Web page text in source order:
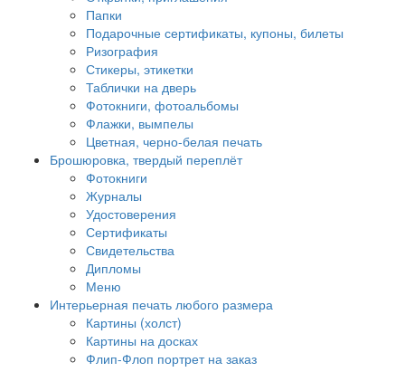
Папки
Подарочные сертификаты, купоны, билеты
Ризография
Стикеры, этикетки
Таблички на дверь
Фотокниги, фотоальбомы
Флажки, вымпелы
Цветная, черно-белая печать
Брошюровка, твердый переплёт
Фотокниги
Журналы
Удостоверения
Сертификаты
Свидетельства
Дипломы
Меню
Интерьерная печать любого размера
Картины (холст)
Картины на досках
Флип-Флоп портрет на заказ